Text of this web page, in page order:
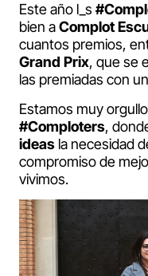
Este año l_s
bien aComplot
cuantos premios,
Grand Prix, que se
las premiadas con
Estamos muy
#Comploters,
ideas la necesidad
compromiso de
vivimos.